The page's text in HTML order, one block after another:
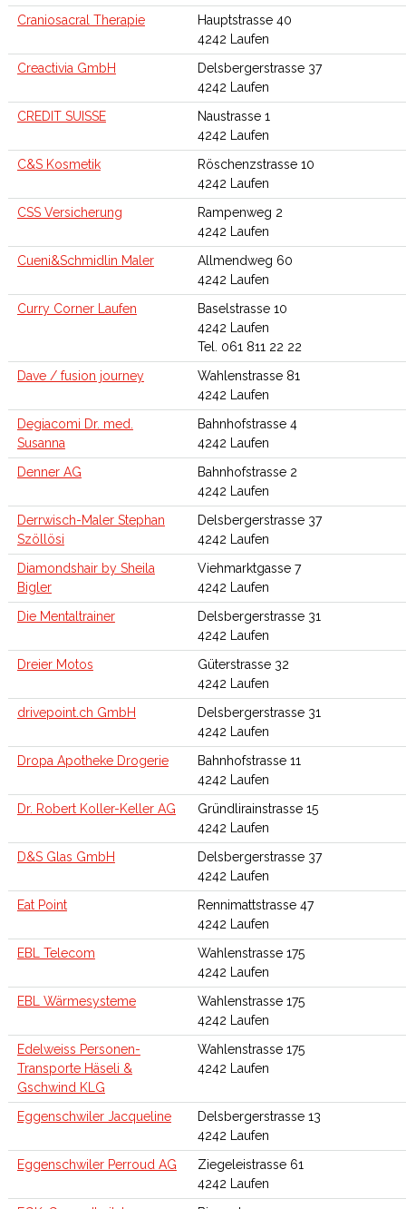
Craniosacral Therapie
Hauptstrasse 40
4242 Laufen
Creactivia GmbH
Delsbergerstrasse 37
4242 Laufen
CREDIT SUISSE
Naustrasse 1
4242 Laufen
C&S Kosmetik
Röschenzstrasse 10
4242 Laufen
CSS Versicherung
Rampenweg 2
4242 Laufen
Cueni&Schmidlin Maler
Allmendweg 60
4242 Laufen
Curry Corner Laufen
Baselstrasse 10
4242 Laufen
Tel. 061 811 22 22
Dave / fusion journey
Wahlenstrasse 81
4242 Laufen
Degiacomi Dr. med.
Susanna
Bahnhofstrasse 4
4242 Laufen
Denner AG
Bahnhofstrasse 2
4242 Laufen
Derrwisch-Maler Stephan
Szöllösi
Delsbergerstrasse 37
4242 Laufen
Diamondshair by Sheila
Bigler
Viehmarktgasse 7
4242 Laufen
Die Mentaltrainer
Delsbergerstrasse 31
4242 Laufen
Dreier Motos
Güterstrasse 32
4242 Laufen
drivepoint.ch GmbH
Delsbergerstrasse 31
4242 Laufen
Dropa Apotheke Drogerie
Bahnhofstrasse 11
4242 Laufen
Dr. Robert Koller-Keller AG
Gründlirainstrasse 15
4242 Laufen
D&S Glas GmbH
Delsbergerstrasse 37
4242 Laufen
Eat Point
Rennimattstrasse 47
4242 Laufen
EBL Telecom
Wahlenstrasse 175
4242 Laufen
EBL Wärmesysteme
Wahlenstrasse 175
4242 Laufen
Edelweiss Personen-
Transporte Häseli &
Gschwind KLG
Wahlenstrasse 175
4242 Laufen
Eggenschwiler Jacqueline
Delsbergerstrasse 13
4242 Laufen
Eggenschwiler Perroud AG
Ziegeleistrasse 61
4242 Laufen